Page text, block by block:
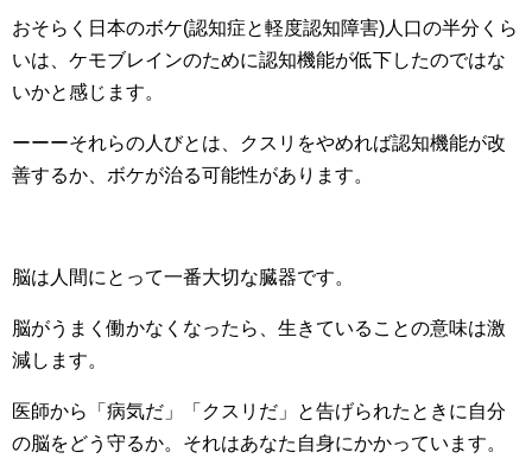
おそらく日本のボケ(認知症と軽度認知障害)人口の半分くら
いは、ケモブレインのために認知機能が低下したのではな
いかと感じます。
ーーーそれらの人びとは、クスリをやめれば認知機能が改
善するか、ボケが治る可能性があります。
脳は人間にとって一番大切な臓器です。
脳がうまく働かなくなったら、生きていることの意味は激
減します。
医師から「病気だ」「クスリだ」と告げられたときに自分
の脳をどう守るか。それはあなた自身にかかっています。